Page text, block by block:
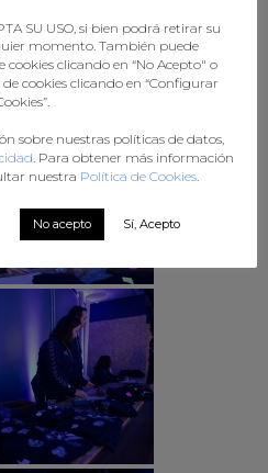
SU USO, si bien podrá retirar su
momento. También puede
cookies clicando en “No Acepto" o
cookies clicando en “Configurar
sobre nuestras políticas de datos,
. Para obtener más información
nuestra Política de Cookies
No acepto Sí, Acepto